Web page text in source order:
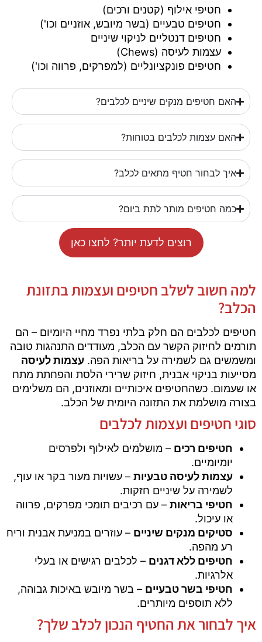
חטיפי אילוף (קטנים ורכים)
חטיפים טבעיים (בשר מיובש, אוזניים וכו')
חטיפים דנטליים לניקוי שיניים
עצמות לעיסה (Chews)
חטיפים פונקציונליים (למפרקים, פרווה וכו')
האם חטיפים מנקים שיניים לכלבים?
האם עצמות לכלבים בטוחות?
איך לבחור חטיף מתאים לכלב?
כמה חטיפים מותר לתת ביום?
רוצים לדעת יותר? לחצו כאן
למה חשוב לשלב חטיפים ועצמות בתזונת
הכלב?
חטיפים לכלבים הם חלק בלתי נפרד מחיי היומיום – הם
תורמים לחיזוק הקשר עם הכלב, מעודדים התנהגות טובה
ומשמשים גם לשמירה על בריאות הפה. עצמות לעיסה
מסייעות בניקוי אבנית, חיזוק שרירי הלסת והפחתת מתח
או שעמום. כשהחטיפים איכותיים ומאוזנים, הם משלימים
בצורה מושלמת את התזונה היומית של הכלב.
סוגי חטיפים ועצמות לכלבים
חטיפים רכים – מושלמים לאילוף ולפרסים
יומיומיים.
עצמות לעיסה טבעיות – עשויות מעור בקר או עוף,
לשמירה על שיניים חזקות.
חטיפי בריאות – עם רכיבים תומכי מפרקים, פרווה
או עיכול.
סטיקים מנקים שיניים – עוזרים במניעת אבנית וריח
רע מהפה.
חטיפים ללא דגנים – לכלבים רגישים או בעלי
אלרגיות.
חטיפי בשר טבעיים – בשר מיובש באיכות גבוהה,
ללא תוספים מיותרים.
איך לבחור את החטיף הנכון לכלב שלך?